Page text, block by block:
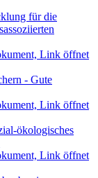
für die
Link öffnet
- Gute
Link öffnet
ökologisches
Link öffnet